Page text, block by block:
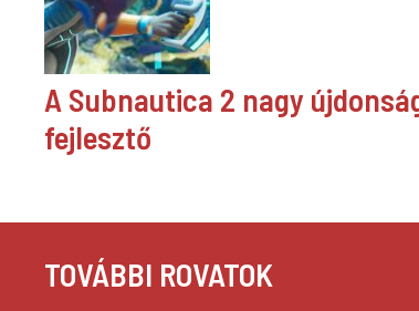
A Subnautica 2 nagy
fejlesztő
TOVÁBBI ROVATOK